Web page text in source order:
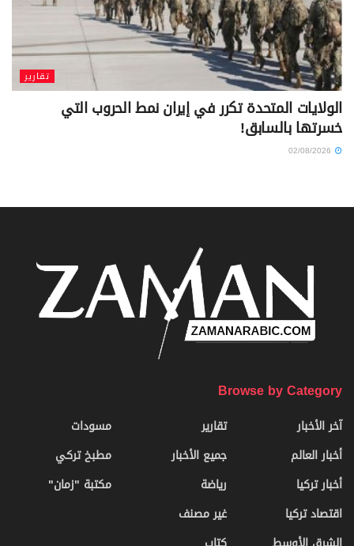
تقارير
الولايات المتحدة تكرر في إيران نمط الحروب التي
خسرتها بالسابق!
Browse by Category
آخر الأخبار
أخبار العالم
أخبار تركيا
اقتصاد تركيا
تقارير
جميع الأخبار
رياضة
غير مصنف
مسودات
مطبخ تركي
مكتبة "زمان"